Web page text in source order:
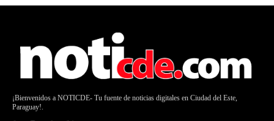
¡Bienvenidos a NOTICDE- Tu fuente de noticias digitales en Ciudad del Este,
Paraguay!.